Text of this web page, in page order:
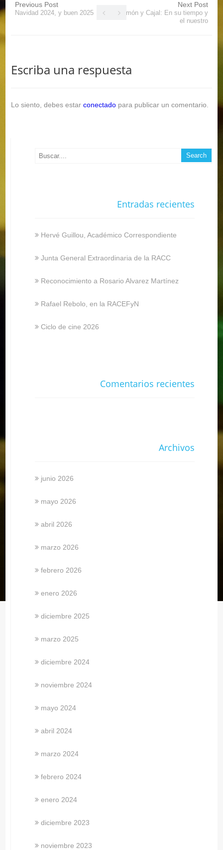
Previous Post
Navidad 2024, y buen 2025
Next Post
Ramón y Cajal: En su tiempo y
el nuestro
Escriba una respuesta
Lo siento, debes estar conectadopara publicar un comentario.
Entradas recientes
Hervé Guillou, Académico Correspondiente
Junta General Extraordinaria de la RACC
Reconocimiento a Rosario Alvarez Martínez
Rafael Rebolo, en la RACEFyN
Ciclo de cine 2026
Comentarios recientes
Archivos
junio 2026
mayo 2026
abril 2026
marzo 2026
febrero 2026
enero 2026
diciembre 2025
marzo 2025
diciembre 2024
noviembre 2024
mayo 2024
abril 2024
marzo 2024
febrero 2024
enero 2024
diciembre 2023
noviembre 2023